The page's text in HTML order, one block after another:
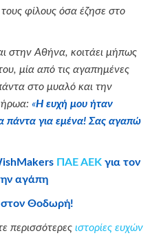
φίλους όσα έζησε στο
στην Αθήνα, κοιτάει μήπως
μία από τις αγαπημένες
στο μυαλό και την
ήρωα: «Η ευχή μου ήταν
πάντα για εμένα! Σας αγαπώ
ΠΑΕ ΑΕΚ για τον
αγάπη
Θοδωρή!
περισσότερες ιστορίες ευχών